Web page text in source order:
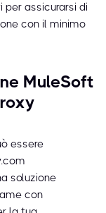
per assicurarsi di
con il minimo
MuleSoft
essere
soluzione
con